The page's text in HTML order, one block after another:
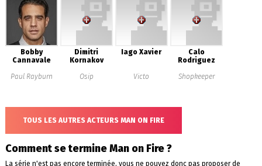
Bobby
Cannavale
Paul Rayburn
Dimitri
Kornakov
Osip
Iago Xavier
Victo
Calo
Rodriguez
Shopkeeper
TOUS LES AUTRES ACTEURS MAN ON FIRE
Comment se termine Man on Fire ?
La série n'est pas encore terminée, vous ne pouvez donc pas proposer de